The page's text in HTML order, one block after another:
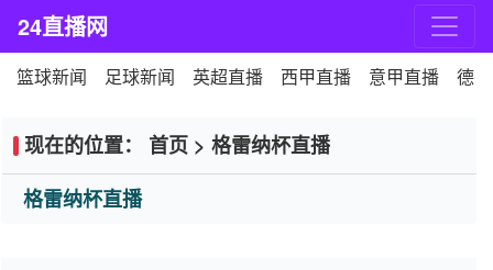
24直播网
篮球新闻 足球新闻 英超直播 西甲直播 意甲直播 德
现在的位置： 首页 > 格雷纳杯直播
格雷纳杯直播